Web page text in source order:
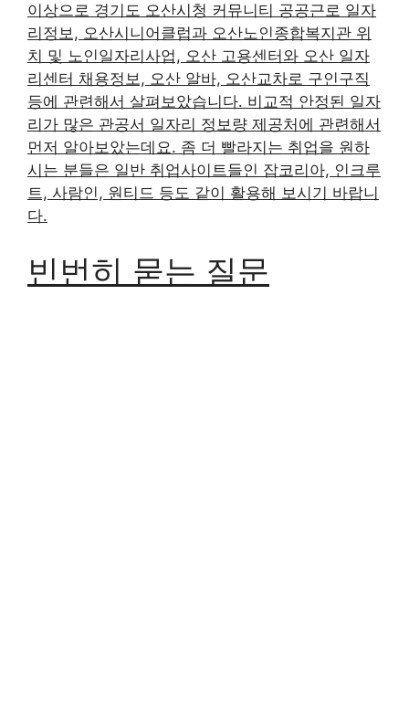
이상으로 경기도 오산시청 커뮤니티 공공근로 일자
리정보, 오산시니어클럽과 오산노인종합복지관 위
치 및 노인일자리사업, 오산 고용센터와 오산 일자
리센터 채용정보, 오산 알바, 오산교차로 구인구직
등에 관련해서 살펴보았습니다. 비교적 안정된 일자
리가 많은 관공서 일자리 정보량 제공처에 관련해서
먼저 알아보았는데요. 좀 더 빨라지는 취업을 원하
시는 분들은 일반 취업사이트들인 잡코리아, 인크루
트, 사람인, 원티드 등도 같이 활용해 보시기 바랍니
다.
빈번히 묻는 질문